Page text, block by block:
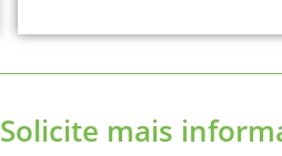
Solicite mais